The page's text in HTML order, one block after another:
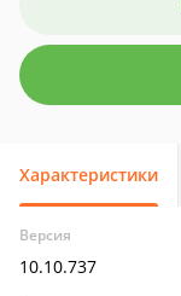
Характеристики
Версия
10.10.737